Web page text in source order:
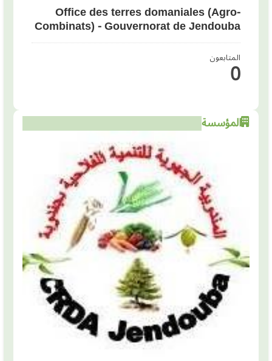
Office des terres domaniales (Agro-
Combinats) - Gouvernorat de Jendouba
المتابعون
0
المؤسسة